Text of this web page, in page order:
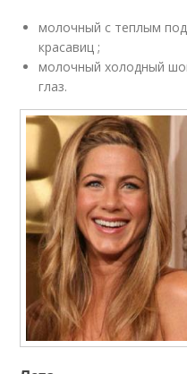
молочный с теплым
красавиц ;
молочный холодный
глаз.